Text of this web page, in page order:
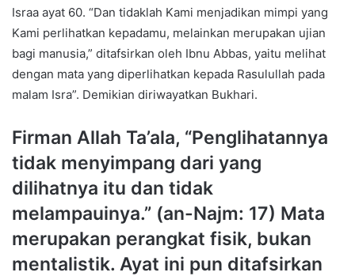
Israa ayat 60. “Dan tidaklah Kami menjadikan mimpi yang
Kami perlihatkan kepadamu, melainkan merupakan ujian
bagi manusia,” ditafsirkan oleh Ibnu Abbas, yaitu melihat
dengan mata yang diperlihatkan kepada Rasulullah pada
malam Isra”. Demikian diriwayatkan Bukhari.
Firman Allah Ta’ala, “Penglihatannya
tidak menyimpang dari yang
dilihatnya itu dan tidak
melampauinya.” (an-Najm: 17) Mata
merupakan perangkat fisik, bukan
mentalistik. Ayat ini pun ditafsirkan